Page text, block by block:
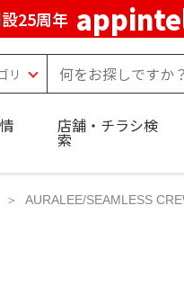
25周年
店舗・チラシ検
索
AURALEE/SEAMLESS